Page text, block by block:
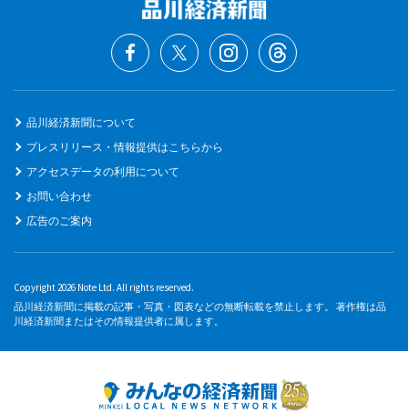
品川経済新聞について
プレスリリース・情報提供はこちらから
アクセスデータの利用について
お問い合わせ
広告のご案内
Copyright 2026 Note Ltd. All rights reserved.
品川経済新聞に掲載の記事・写真・図表などの無断転載を禁止します。 著作権は品
川経済新聞またはその情報提供者に属します。